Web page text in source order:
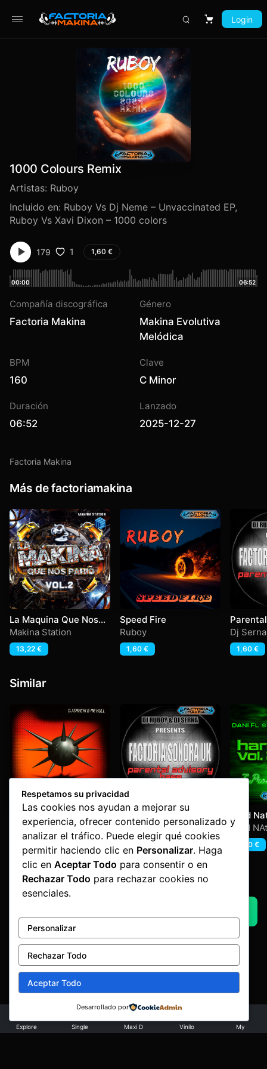
Carrito
Login
1000 Colours Remix
Artistas: Ruboy
Incluido en: Ruboy Vs Dj Neme – Unvaccinated EP,
Ruboy Vs Xavi Dixon – 1000 colors
179 1 1,60 €
00:00 06:52
Compañía discográfica
Factoria Makina
Género
Makina Evolutiva
Melódica
BPM
160
Clave
C Minor
Duración
06:52
Lanzado
2025-12-27
Factoria Makina
Más de factoriamakina
La Maquina Que Nos
Parió Vol 2
Makina Station
13,22 €
Speed Fire
Ruboy
1,60 €
Base
Dj Serna
1,60 €
Similar
Ganchi´s Hardcore 2
Dj Ganchi & Mr Hull
Parental Advisory
Base
Dj Serna, Ruboy
1,60
Hard
Hard
Dani
Destroy
2,80 €
Advertisement by Factoria Makina
Aviso legal·Términos y condiciones·Política de devoluciones·
Privacidad·Cookies
Explore Single Maxi D Vinilo My
Respetamos su privacidad
Las cookies nos ayudan a mejorar su
experiencia, ofrecer contenido personalizado y
analizar el tráfico. Puede elegir qué cookies
permitir haciendo clic en Personalizar. Haga
clic en Aceptar Todo para consentir o en
Rechazar Todo para rechazar cookies no
esenciales.
Personalizar
Rechazar Todo
Aceptar Todo
Desarrollado por